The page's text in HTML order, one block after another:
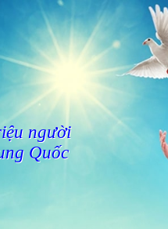
người
Quốc